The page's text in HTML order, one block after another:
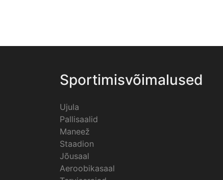
Sportimisvõimalused
Ujula
Pallisaalid
Maneež
Staadion
Jõusaal
Aeroobikasaal